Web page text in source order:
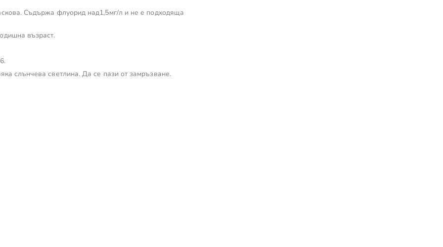
Съдържа флуорид над1,5мг/л и не е подходяща
възраст.
слънчева светлина. Да се пази от замръзване.